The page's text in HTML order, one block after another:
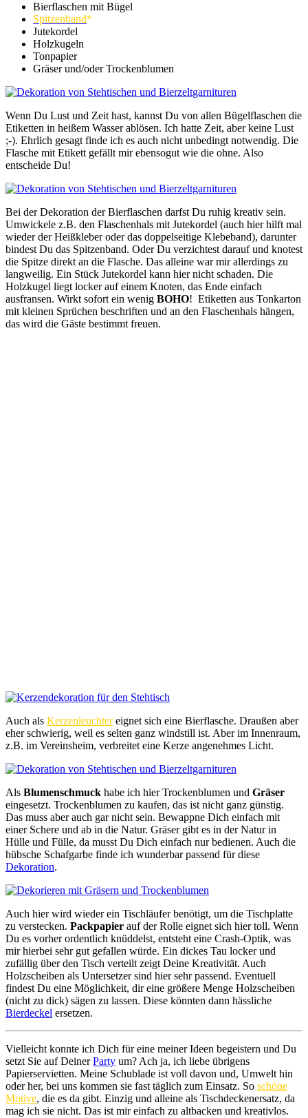
Bierflaschen mit Bügel
Spitzenband*
Jutekordel
Holzkugeln
Tonpapier
Gräser und/oder Trockenblumen
Wenn Du Lust und Zeit hast, kannst Du von allen Bügelflaschen die
Etiketten in heißem Wasser ablösen. Ich hatte Zeit, aber keine Lust
;-). Ehrlich gesagt finde ich es auch nicht unbedingt notwendig. Die
Flasche mit Etikett gefällt mir ebensogut wie die ohne. Also
entscheide Du!
Bei der Dekoration der Bierflaschen darfst Du ruhig kreativ sein.
Umwickele z.B. den Flaschenhals mit Jutekordel (auch hier hilft mal
wieder der Heißkleber oder das doppelseitige Klebeband), darunter
bindest Du das Spitzenband. Oder Du verzichtest darauf und knotest
die Spitze direkt an die Flasche. Das alleine war mir allerdings zu
langweilig. Ein Stück Jutekordel kann hier nicht schaden. Die
Holzkugel liegt locker auf einem Knoten, das Ende einfach
ausfransen. Wirkt sofort ein wenig BOHO! Etiketten aus Tonkarton
mit kleinen Sprüchen beschriften und an den Flaschenhals hängen,
das wird die Gäste bestimmt freuen.
Auch als Kerzenleuchtereignet sich eine Bierflasche. Draußen aber
eher schwierig, weil es selten ganz windstill ist. Aber im Innenraum,
z.B. im Vereinsheim, verbreitet eine Kerze angenehmes Licht.
Als Blumenschmuck habe ich hier Trockenblumen und Gräser
eingesetzt. Trockenblumen zu kaufen, das ist nicht ganz günstig.
Das muss aber auch gar nicht sein. Bewappne Dich einfach mit
einer Schere und ab in die Natur. Gräser gibt es in der Natur in
Hülle und Fülle, da musst Du Dich einfach nur bedienen. Auch die
hübsche Schafgarbe finde ich wunderbar passend für diese
Dekoration.
Auch hier wird wieder ein Tischläufer benötigt, um die Tischplatte
zu verstecken. Packpapier auf der Rolle eignet sich hier toll. Wenn
Du es vorher ordentlich knüddelst, entsteht eine Crash-Optik, was
mir hierbei sehr gut gefallen würde. Ein dickes Tau locker und
zufällig über den Tisch verteilt zeigt Deine Kreativität. Auch
Holzscheiben als Untersetzer sind hier sehr passend. Eventuell
findest Du eine Möglichkeit, dir eine größere Menge Holzscheiben
(nicht zu dick) sägen zu lassen. Diese könnten dann hässliche
Bierdeckel ersetzen.
Vielleicht konnte ich Dich für eine meiner Ideen begeistern und Du
setzt Sie auf DeinerParty um? Ach ja, ich liebe übrigens
Papierservietten. Meine Schublade ist voll davon und, Umwelt hin
oder her, bei uns kommen sie fast täglich zum Einsatz. So schöne
Motive, die es da gibt. Einzig und alleine als Tischdeckenersatz, da
mag ich sie nicht. Das ist mir einfach zu altbacken und kreativlos.